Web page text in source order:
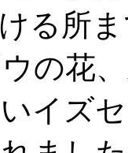
る所
の花
イズ